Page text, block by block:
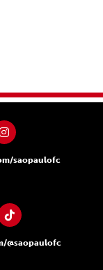
saopaulofc
@saopaulofc